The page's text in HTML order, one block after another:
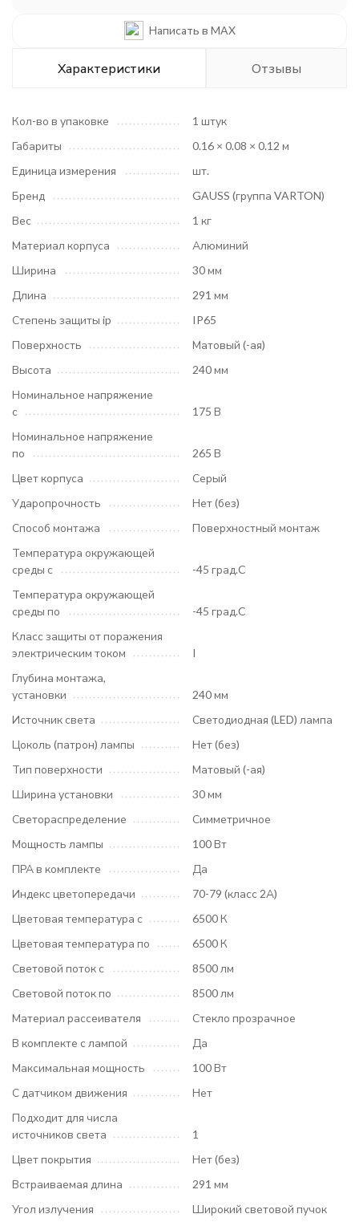
Написать в MAX
Характеристики Отзывы
Кол-во в упаковке
1 штук
Габариты
0.16 × 0.08 × 0.12 м
Единица измерения
шт.
Бренд
GAUSS (группа VARTON)
Вес
1 кг
Материал корпуса
Алюминий
Ширина
30 мм
Длина
291 мм
Степень защиты ip
IP65
Поверхность
Матовый (-ая)
Высота
240 мм
Номинальное напряжение
с
175 В
Номинальное напряжение
по
265 В
Цвет корпуса
Серый
Ударопрочность
Нет (без)
Способ монтажа
Поверхностный монтаж
Температура окружающей
среды с
-45 град.C
Температура окружающей
среды по
-45 град.C
Класс защиты от поражения
электрическим током
I
Глубина монтажа,
установки
240 мм
Источник света
Светодиодная (LED) лампа
Цоколь (патрон) лампы
Нет (без)
Тип поверхности
Матовый (-ая)
Ширина установки
30 мм
Светораспределение
Симметричное
Мощность лампы
100 Вт
ПРА в комплекте
Да
Индекс цветопередачи
70-79 (класс 2А)
Цветовая температура с
6500 К
Цветовая температура по
6500 К
Световой поток с
8500 лм
Световой поток по
8500 лм
Материал рассеивателя
Стекло прозрачное
В комплекте с лампой
Да
Максимальная мощность
100 Вт
С датчиком движения
Нет
Подходит для числа
источников света
1
Цвет покрытия
Нет (без)
Встраиваемая длина
291 мм
Угол излучения
Широкий световой пучок